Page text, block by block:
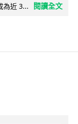
為近 3...
閱讀全文